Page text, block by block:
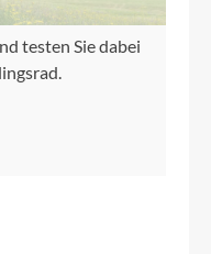
testen Sie dabei